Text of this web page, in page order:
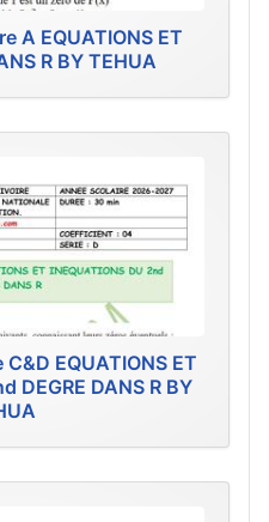
A EQUATIONS ET
R BY TEHUA
EQUATIONS ET
DEGRE DANS R BY